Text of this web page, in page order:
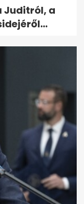
Juditról, a